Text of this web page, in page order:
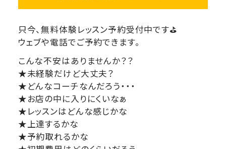
只今、無料体験レッスン予約受付中です⛳
ウェブや電話でご予約できます。
こんな不安はありませんか？？
★未経験だけど大丈夫？
★どんなコーチなんだろう・・・
★お店の中に入りにくいなぁ
★レッスンはどんな感じかな
★上達するかな
★予約取れるかな